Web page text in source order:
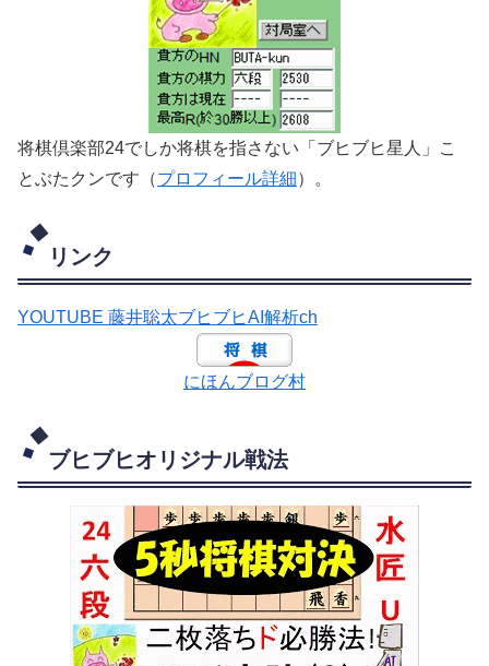
将棋倶楽部24でしか将棋を指さない「ブヒブヒ星人」こ
とぶたクンです（プロフィール詳細）。
リンク
YOUTUBE 藤井聡太ブヒブヒAI解析ch
にほんブログ村
ブヒブヒオリジナル戦法